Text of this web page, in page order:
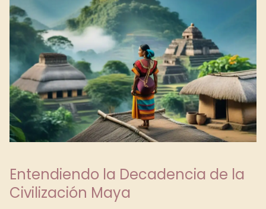
Entendiendo la Decadencia de la
Civilización Maya